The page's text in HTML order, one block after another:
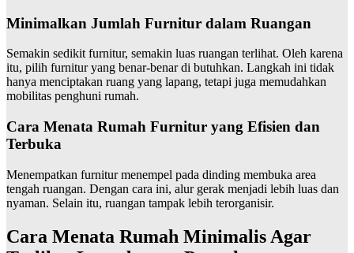
Minimalkan Jumlah Furnitur dalam Ruangan
Semakin sedikit furnitur, semakin luas ruangan terlihat. Oleh karena
itu, pilih furnitur yang benar-benar di butuhkan. Langkah ini tidak
hanya menciptakan ruang yang lapang, tetapi juga memudahkan
mobilitas penghuni rumah.
Cara Menata Rumah Furnitur yang Efisien dan
Terbuka
Menempatkan furnitur menempel pada dinding membuka area
tengah ruangan. Dengan cara ini, alur gerak menjadi lebih luas dan
nyaman. Selain itu, ruangan tampak lebih terorganisir.
Cara Menata Rumah Minimalis Agar